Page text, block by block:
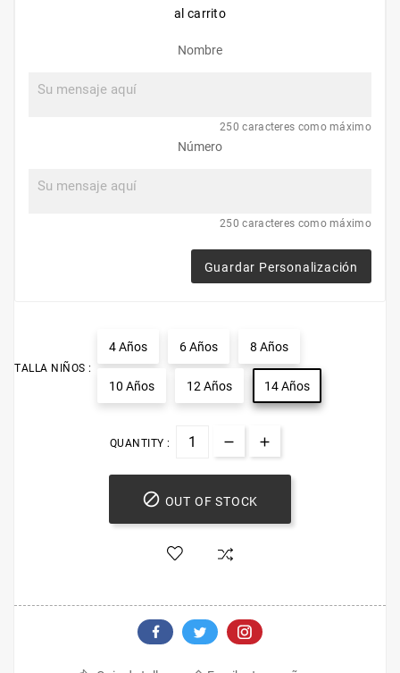
al carrito
Nombre
250 caracteres como máximo
Número
250 caracteres como máximo
Guardar Personalización
TALLA NIÑOS :
4 Años 6 Años 8 Años
10 Años 12 Años 14 Años
QUANTITY :
 OUT OF STOCK